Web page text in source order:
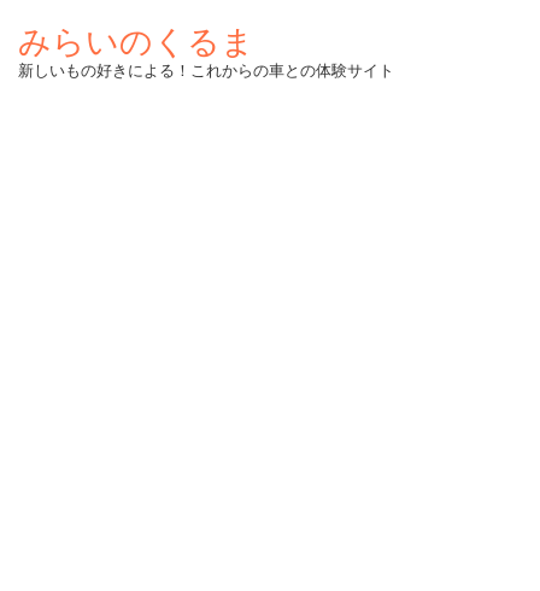
みらいのくるま
新しいもの好きによる！これからの車との体験サイト